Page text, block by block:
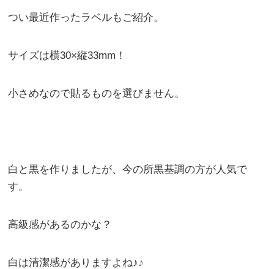
つい最近作ったラベルもご紹介。
サイズは横30×縦33mm！
小さめなので貼るものを選びません。
白と黒を作りましたが、今の所黒基調の方が人気で
す。
高級感があるのかな？
白は清潔感がありますよね♪♪